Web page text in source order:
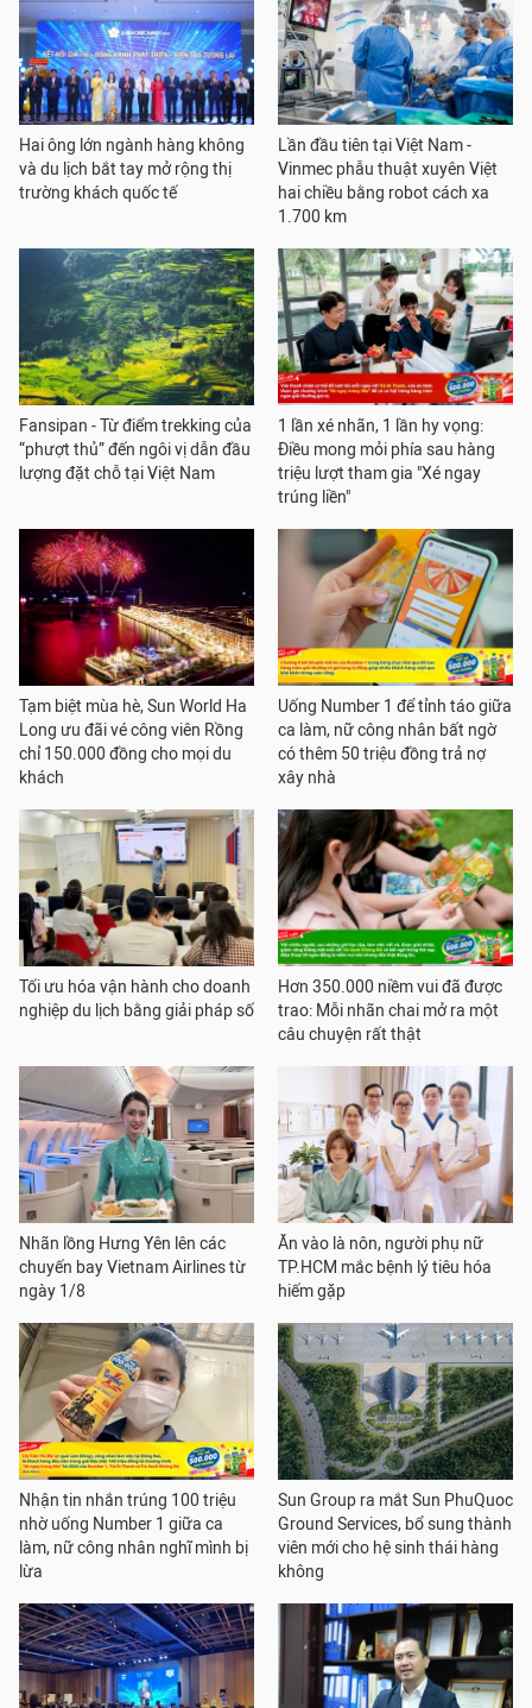
Hai ông lớn ngành hàng không
và du lịch bắt tay mở rộng thị
trường khách quốc tế
Lần đầu tiên tại Việt Nam -
Vinmec phẫu thuật xuyên Việt
hai chiều bằng robot cách xa
1.700 km
Fansipan - Từ điểm trekking của
“phượt thủ” đến ngôi vị dẫn đầu
lượng đặt chỗ tại Việt Nam
1 lần xé nhãn, 1 lần hy vọng:
Điều mong mỏi phía sau hàng
triệu lượt tham gia "Xé ngay
trúng liền"
Tạm biệt mùa hè, Sun World Ha
Long ưu đãi vé công viên Rồng
chỉ 150.000 đồng cho mọi du
khách
Uống Number 1 để tỉnh táo giữa
ca làm, nữ công nhân bất ngờ
có thêm 50 triệu đồng trả nợ
xây nhà
Tối ưu hóa vận hành cho doanh
nghiệp du lịch bằng giải pháp số
Hơn 350.000 niềm vui đã được
trao: Mỗi nhãn chai mở ra một
câu chuyện rất thật
Nhãn lồng Hưng Yên lên các
chuyến bay Vietnam Airlines từ
ngày 1/8
Ăn vào là nôn, người phụ nữ
TP.HCM mắc bệnh lý tiêu hóa
hiếm gặp
Nhận tin nhắn trúng 100 triệu
nhờ uống Number 1 giữa ca
làm, nữ công nhân nghĩ mình bị
lừa
Sun Group ra mắt Sun PhuQuoc
Ground Services, bổ sung thành
viên mới cho hệ sinh thái hàng
không